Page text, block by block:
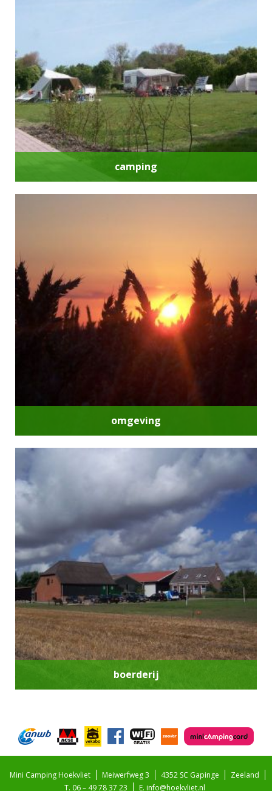
camping
omgeving
boerderij
Mini Camping Hoekvliet Meiwerfweg 3 4352 SC Gapinge
Zeeland
T. 06 – 49 78 37 23
E. info@hoekvliet.nl